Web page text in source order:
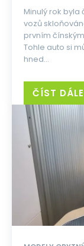
Minulý rok
vozů
prvním
Tohle auto si
hned...
ČÍST DÁLE